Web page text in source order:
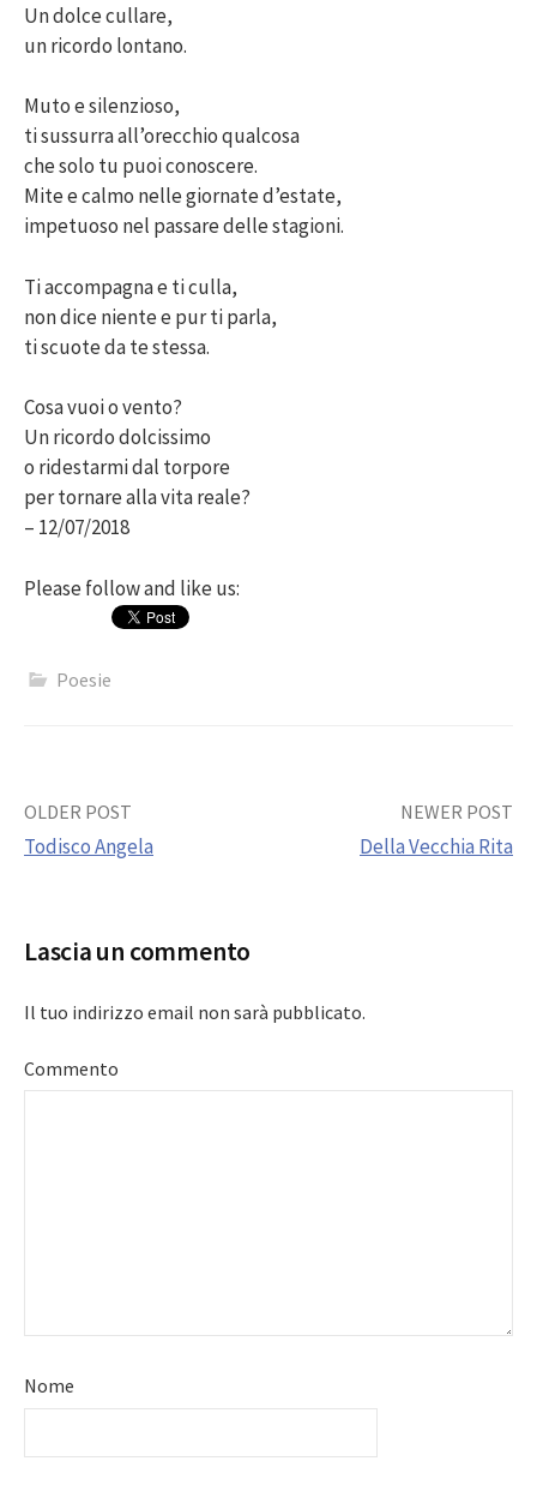
Un dolce cullare,
un ricordo lontano.
Muto e silenzioso,
ti sussurra all’orecchio qualcosa
che solo tu puoi conoscere.
Mite e calmo nelle giornate d’estate,
impetuoso nel passare delle stagioni.
Ti accompagna e ti culla,
non dice niente e pur ti parla,
ti scuote da te stessa.
Cosa vuoi o vento?
Un ricordo dolcissimo
o ridestarmi dal torpore
per tornare alla vita reale?
– 12/07/2018
Please follow and like us:
Poesie
Post
OLDER POST
Todisco Angela
NEWER POST
Della Vecchia Rita
Lascia un commento
Il tuo indirizzo email non sarà pubblicato.
Commento
Nome